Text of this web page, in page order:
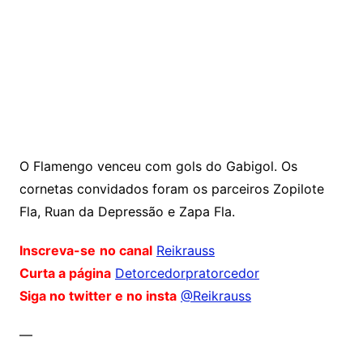
O Flamengo venceu com gols do Gabigol. Os
cornetas convidados foram os parceiros Zopilote
Fla, Ruan da Depressão e Zapa Fla.
Inscreva-se no canal Reikrauss
Curta a página Detorcedorpratorcedor
Siga no twitter e no insta @Reikrauss
—